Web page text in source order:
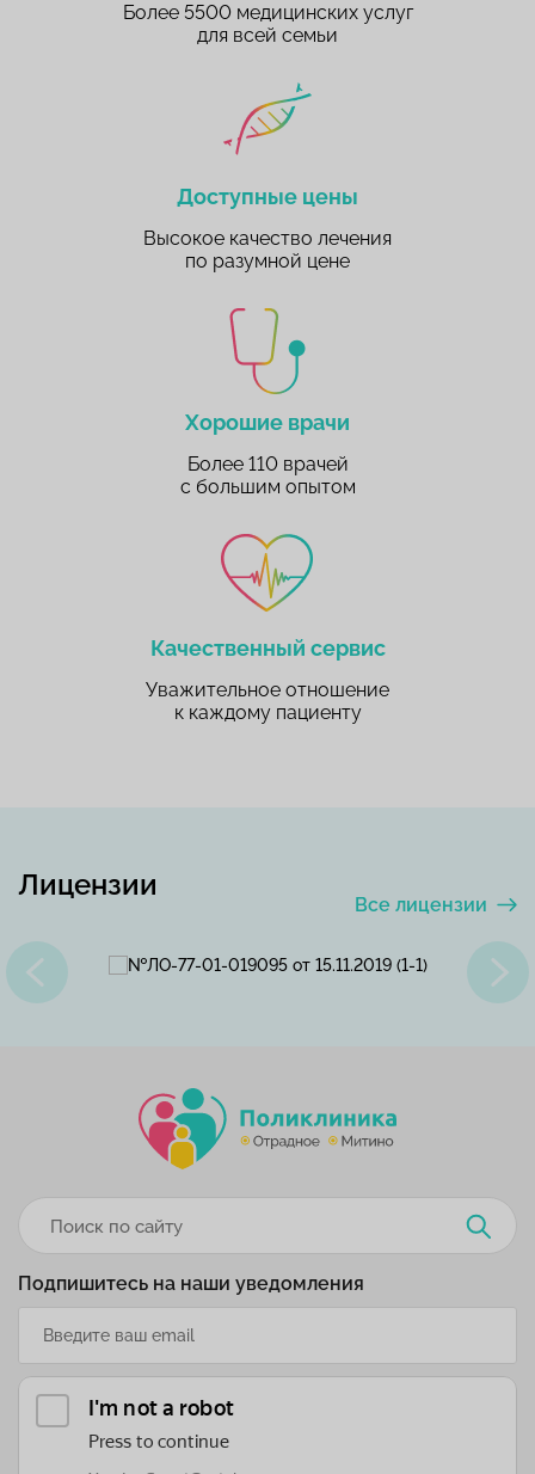
Более 5500 медицинских услуг
для всей семьи
Доступные цены
Высокое качество лечения
по разумной цене
Хорошие врачи
Более 110 врачей
с большим опытом
Качественный сервис
Уважительное отношение
к каждому пациенту
Лицензии
Все лицензии
Подпишитесь на наши уведомления